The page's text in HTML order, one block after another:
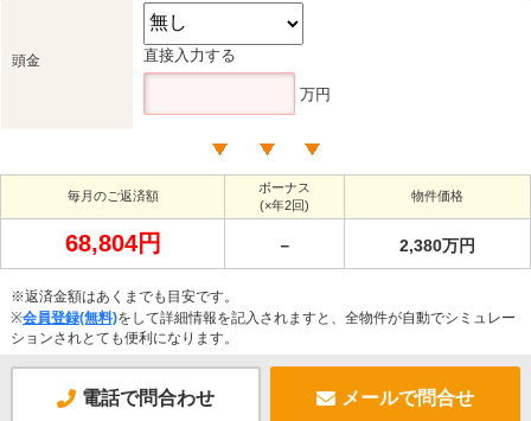
頭金 直接入力する
万円
毎月のご返済額
ボーナス
(×年2回)
物件価格
68,804円 － 2,380万円
※返済金額はあくまでも目安です。
※会員登録(無料)をして詳細情報を記入されますと、全物件が自動でシミュレー
ションされとても便利になります。
電話で問合わせ メールで問合せ